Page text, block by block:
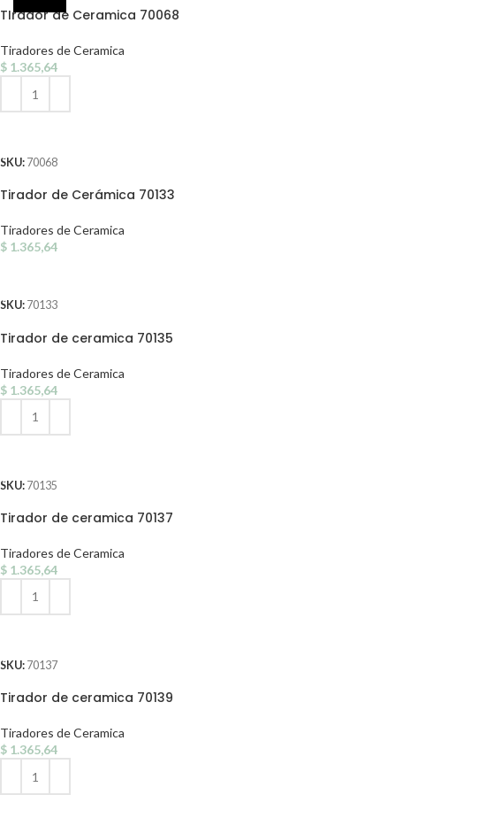
TIrador de Ceramica 70068
Tiradores de Ceramica
$ 1.365,64
SKU: 70068
Tirador de Cerámica 70133
Tiradores de Ceramica
$ 1.365,64
SKU: 70133
Tirador de ceramica 70135
Tiradores de Ceramica
$ 1.365,64
SKU: 70135
Tirador de ceramica 70137
Tiradores de Ceramica
$ 1.365,64
SKU: 70137
Tirador de ceramica 70139
Tiradores de Ceramica
$ 1.365,64